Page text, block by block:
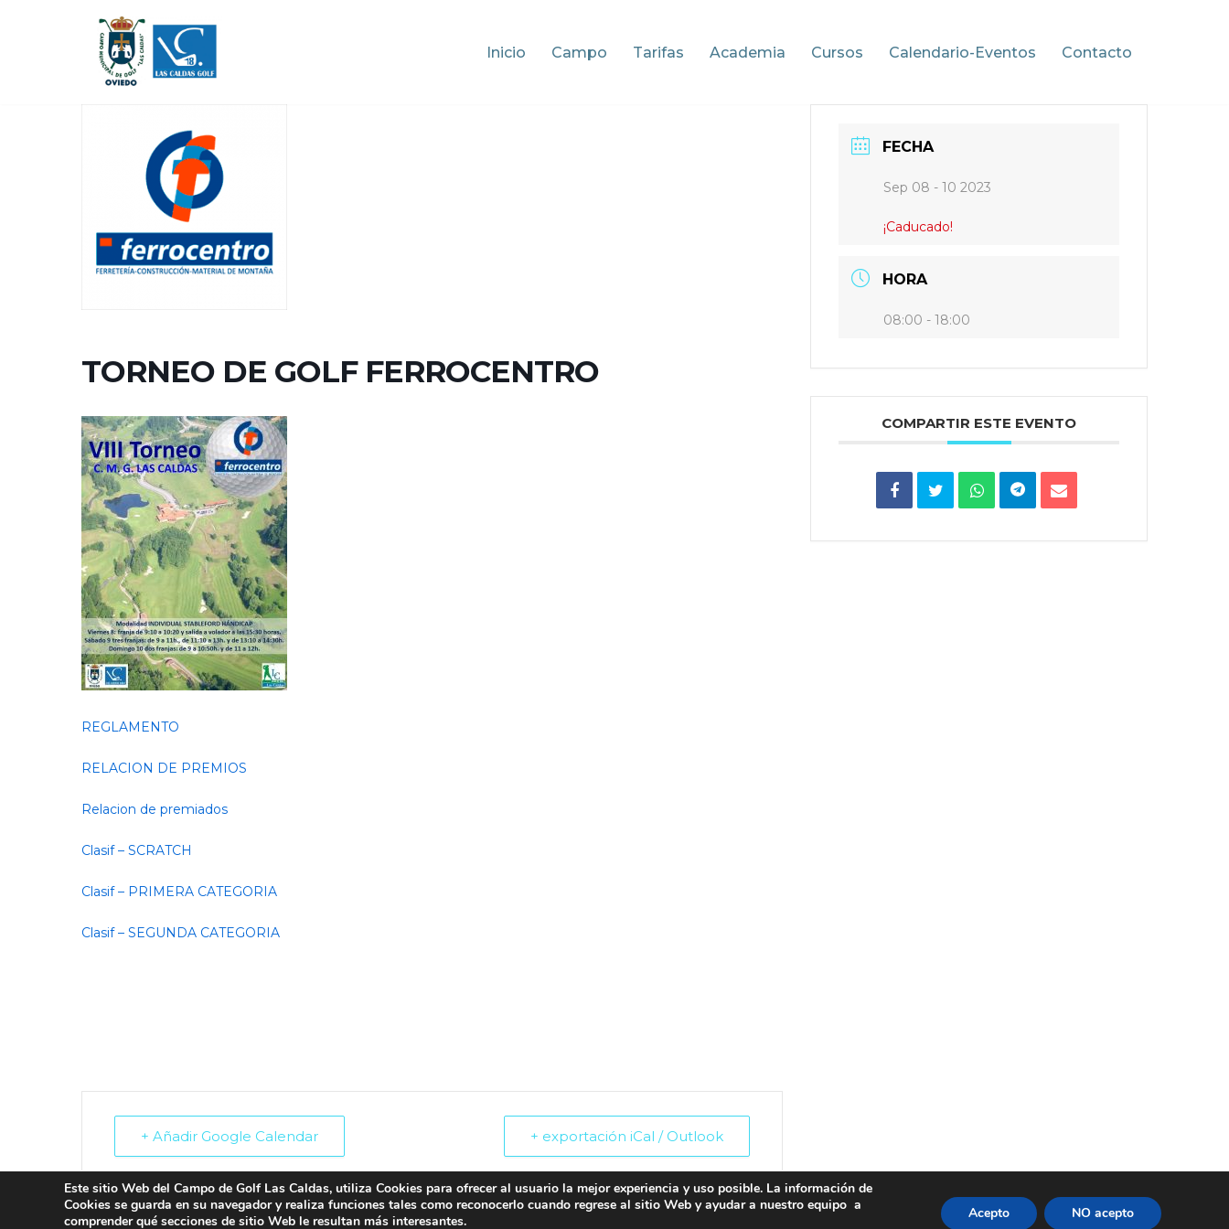
contenido
Inicio Campo Tarifas Academia Cursos Calendario-Eventos Contacto
TORNEO DE GOLF FERROCENTRO
REGLAMENTO
RELACION DE PREMIOS
Relacion de premiados
Clasif – SCRATCH
Clasif – PRIMERA CATEGORIA
Clasif – SEGUNDA CATEGORIA
+ Añadir Google Calendar + exportación iCal / Outlook
FECHA
Sep 08 - 10 2023
¡Caducado!
HORA
08:00 - 18:00
COMPARTIR ESTE EVENTO
Este sitio Web del Campo de Golf Las Caldas, utiliza Cookies para ofrecer al usuario la mejor experiencia y uso posible. La información de
Cookies se guarda en su navegador y realiza funciones tales como reconocerlo cuando regrese al sitio Web y ayudar a nuestro equipo a
comprender qué secciones de sitio Web le resultan más interesantes.
Acepto NO acepto